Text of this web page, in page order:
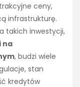
ceny,
infrastrukturę.
takich inwestycji,
na
, budzi wiele
stan
kredytów